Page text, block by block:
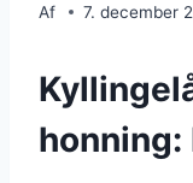
Af 7. december